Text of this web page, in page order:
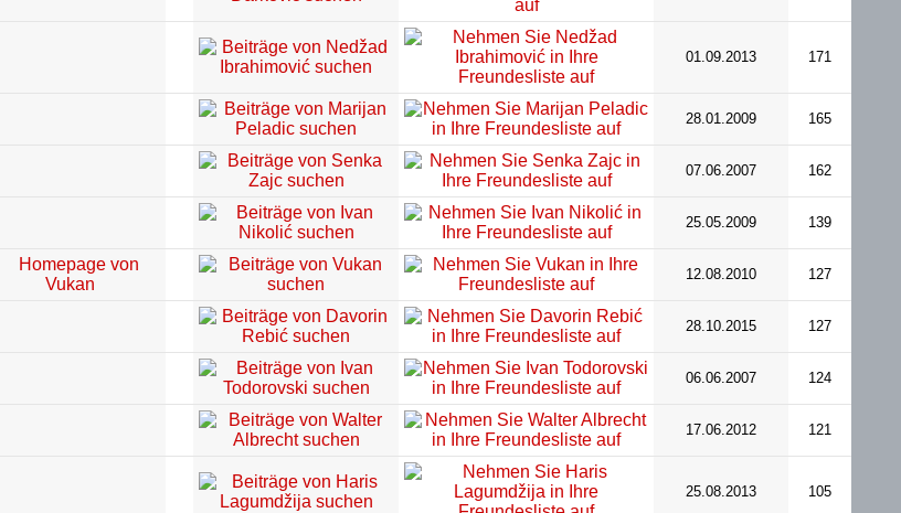
01.09.2013 171
28.01.2009 165
07.06.2007 162
25.05.2009 139
12.08.2010 127
28.10.2015 127
06.06.2007 124
17.06.2012 121
25.08.2013 105